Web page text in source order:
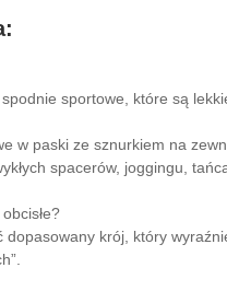
sportowe, które są
w paski ze sznurkiem na
spacerów, joggingu,
krój, który